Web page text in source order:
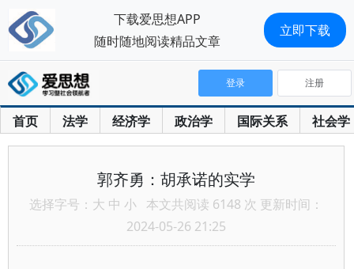
首页 法学 经济学 政治学 国际关系 社会学
登录 注册
郭齐勇：胡承诺的实学
选择字号： 大 中 小 本文共阅读 6148 次 更新时间：
2024-05-26 21:25
下载爱思想APP
随时随地阅读精品文章
立即下载